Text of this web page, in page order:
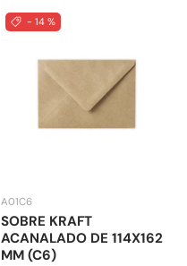
- 14 %
A01C6
SOBRE KRAFT
ACANALADO DE 114X162
MM (C6)